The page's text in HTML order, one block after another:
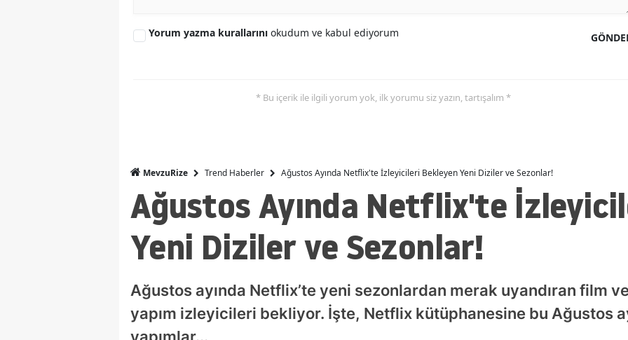
Yorum yazma kurallarını okudum ve kabul ediyorum
* Bu içerik ile ilgili yorum yok, ilk yorumu siz yazın, tartışalım *
MevzuRize Trend Haberler Ağustos Ayında Netflix'te İzleyicileri Bekleyen Yeni Diziler ve Sezonlar!
Ağustos Ayında Netflix'te
Yeni Diziler ve Sezonlar!
Ağustos ayında Netflix’te yeni sezonlardan merak uyandıran film
yapım izleyicileri bekliyor. İşte, Netflix kütüphanesine bu Ağustos